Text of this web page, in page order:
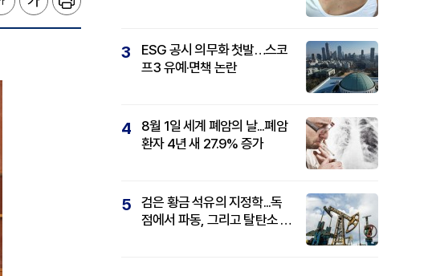
3
ESG 공시 의무화 첫발…스코
프3 유예·면책 논란
4
8월 1일 세계 폐암의 날...폐암
환자 4년 새 27.9% 증가
5
검은 황금 석유의 지정학...독
점에서 파동, 그리고 탈탄소 패